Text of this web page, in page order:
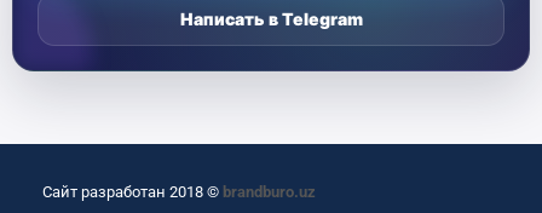
Написать в Telegram
Сайт разработан 2018 © brandburo.uz